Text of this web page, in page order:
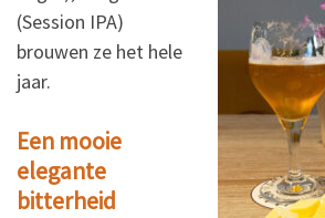
(Session IPA)
brouwen ze het hele
jaar.
Een mooie
elegante
bitterheid